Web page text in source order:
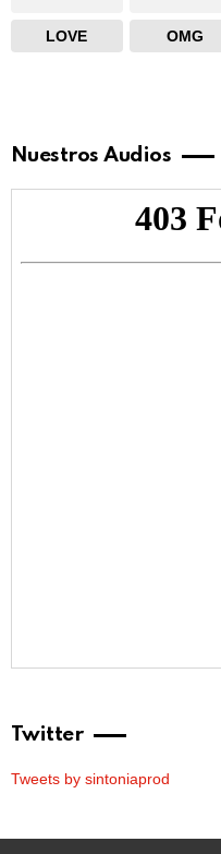
LOVE OMG
Nuestros Audios
Twitter
Tweets by sintoniaprod